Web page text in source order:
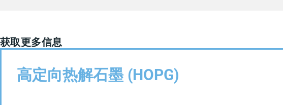
获取更多信息
高定向热解石墨 (HOPG)